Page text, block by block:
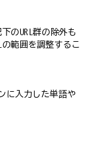
のURL群の除外も
の範囲を調整するこ
に入力した単語や